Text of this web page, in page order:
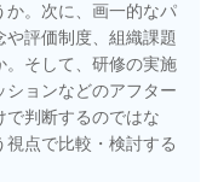
か。次に、画一的なパ
や評価制度、組織課題
。そして、研修の実施
ョンなどのアフター
判断するのではな
視点で比較・検討する